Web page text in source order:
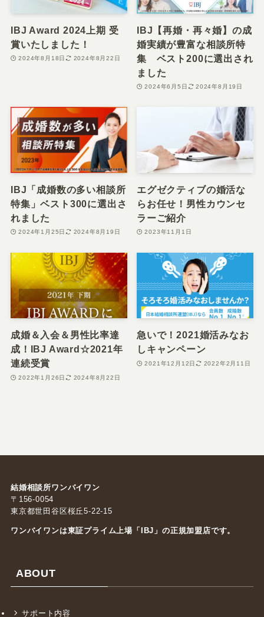
IBJ Award 2024上期 受
賞いたしました！
2024年8月18日 2024年8月22日
IBJ【再婚・再々婚】の成
婚実績が豊富な相談所特
集 ベスト200に選出され
ました
2024年6月5日 2024年8月19日
IBJ「成婚数の多い相談所
特集」ベスト300に選出さ
れました
2024年1月25日 2024年8月19日
エグゼクティブの婚活な
らお任せ！男性カウンセ
ラーご紹介
2023年11月1日
成婚＆入会＆男性比率達
成！IBJ Award☆2021年
連続受賞
2022年1月26日 2024年8月22日
急いで！2021婚活みなお
しキャンペーン
2021年12月12日 2022年2月11日